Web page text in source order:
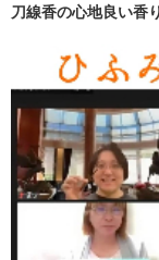
刀線香の心地良い香